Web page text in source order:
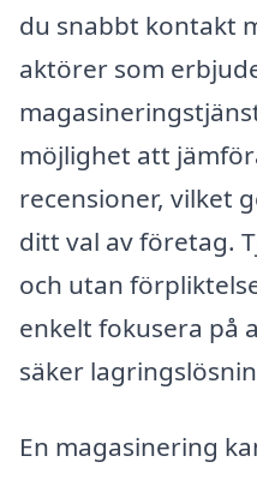
du snabbt kontakt
aktörer som
möjlighet att
recensioner, vilket
ditt val av företag.
och utan
enkelt fokusera på
säker
En magasinering